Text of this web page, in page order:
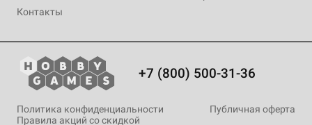
Контакты
+7 (800) 500-31-36
Политика конфиденциальности
Публичная оферта
Правила акций со скидкой